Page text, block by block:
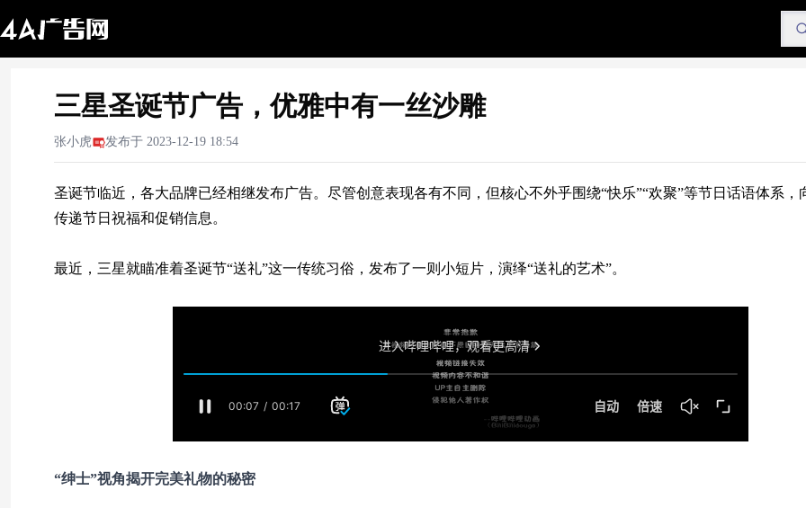
三星圣诞节广告，优雅中有一丝沙雕
张小虎 发布于 2023-12-19 18:54
圣诞节临近，各大品牌已经相继发布广告。尽管创意表现各有不同，但核心不外乎围绕“快乐”“欢聚”等节日话语体系，
传递节日祝福和促销信息。
最近，三星就瞄准着圣诞节“送礼”这一传统习俗，发布了一则小短片，演绎“送礼的艺术”。
“绅士”视角揭开完美礼物的秘密